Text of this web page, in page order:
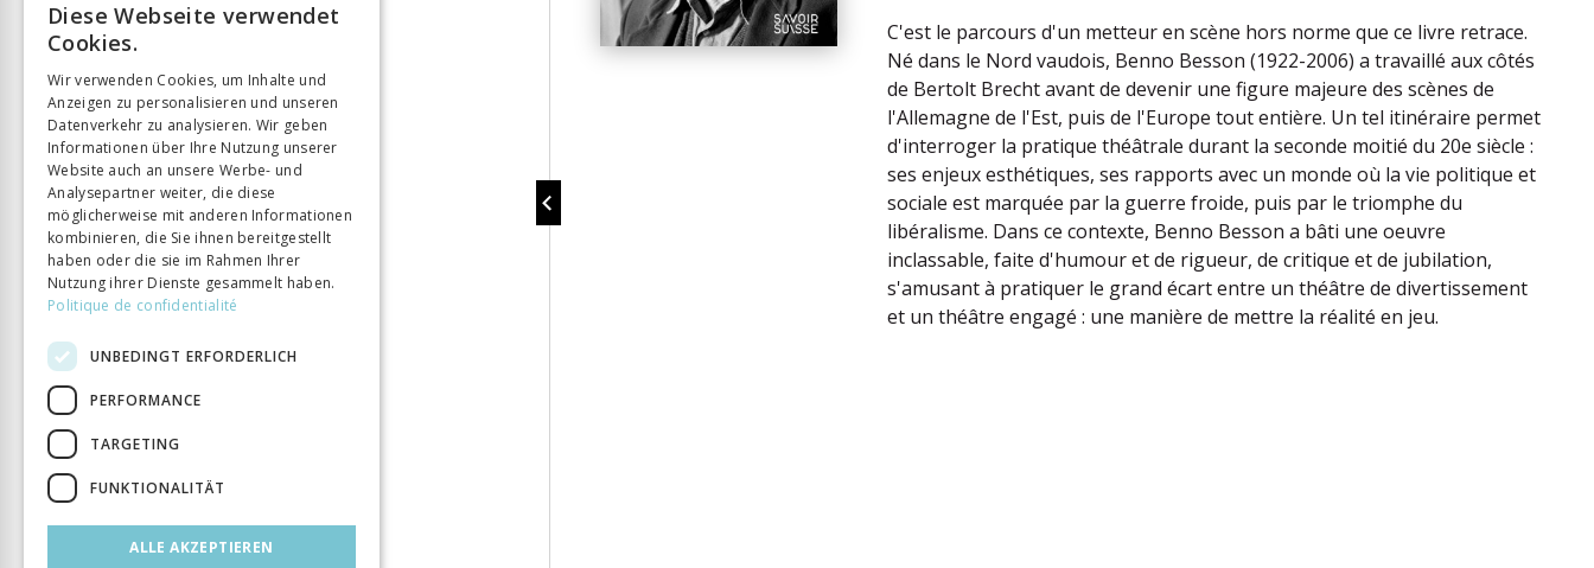
C'est le parcours d'un metteur en scène hors norme que ce livre retrace.
Né dans le Nord vaudois, Benno Besson (1922-2006) a travaillé aux côtés
de Bertolt Brecht avant de devenir une figure majeure des scènes de
l'Allemagne de l'Est, puis de l'Europe tout entière. Un tel itinéraire permet
d'interroger la pratique théâtrale durant la seconde moitié du 20e siècle :
ses enjeux esthétiques, ses rapports avec un monde où la vie politique et
sociale est marquée par la guerre froide, puis par le triomphe du
libéralisme. Dans ce contexte, Benno Besson a bâti une oeuvre
inclassable, faite d'humour et de rigueur, de critique et de jubilation,
s'amusant à pratiquer le grand écart entre un théâtre de divertissement
et un théâtre engagé : une manière de mettre la réalité en jeu.
ISBN
9782889146772
Seitenzahl
176
Erscheinungsjahr
24 Apr. 2019
Format
12 x 18
Art des Buches
Monographie
FRENCH
ITALIAN
Diese Webseite verwendet
Cookies.
Wir verwenden Cookies, um Inhalte und
Anzeigen zu personalisieren und unseren
Datenverkehr zu analysieren. Wir geben
Informationen über Ihre Nutzung unserer
Website auch an unsere Werbe- und
Analysepartner weiter, die diese
möglicherweise mit anderen Informationen
kombinieren, die Sie ihnen bereitgestellt
haben oder die sie im Rahmen Ihrer
Nutzung ihrer Dienste gesammelt haben.
Politique de confidentialité
UNBEDINGT ERFORDERLICH
PERFORMANCE
TARGETING
FUNKTIONALITÄT
ALLE AKZEPTIEREN